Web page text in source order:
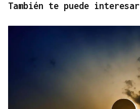
También te puede interesar